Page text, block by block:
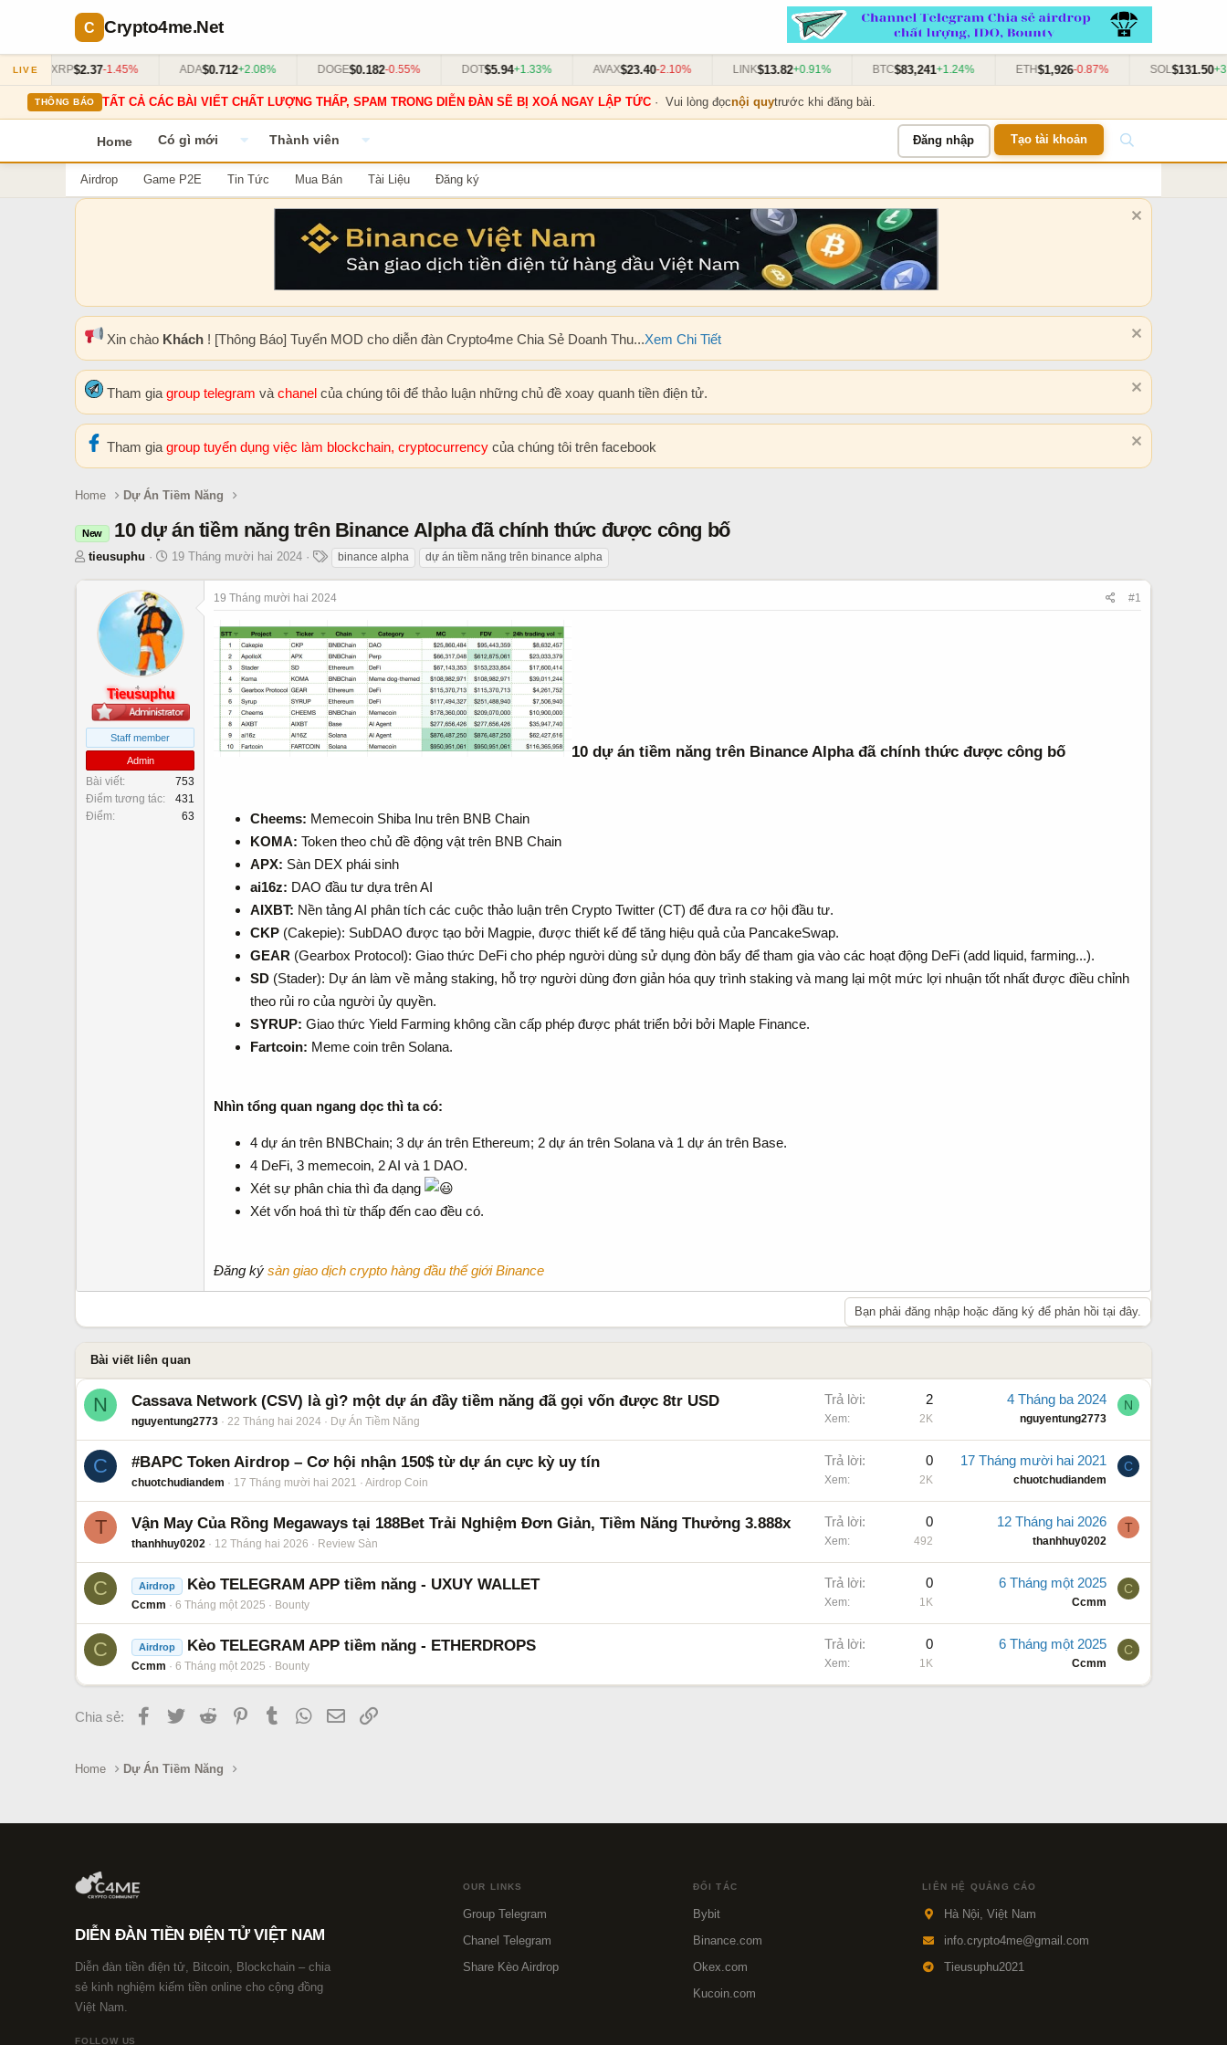
Crypto4me.Net
LIVEXRP$2.37-1.45% ADA$0.712+2.08% DOGE$0.182-0.55% DOT$5.94+1.33% AVAX$23.40-2.10% LINK$13.82+0.91% $83,241+1.24% $1,926-0.87% SOL$131.50
THÔNG BÁO TẤT CẢ CÁC BÀI VIẾT CHẤT LƯỢNG THẤP, SPAM TRONG DIỄN ĐÀN SẼ BỊ XOÁ NGAY LẬP TỨC· Vui lòng đọcnội quytrước khi đăng bài.
Home Có gì mới Thành viên Đăng nhập Tạo tài khoản
Airdrop Game P2E Tin Tức Mua Bán Tài Liệu Đăng ký
Xin chào Khách ! [Thông Báo] Tuyển MOD cho diễn đàn Crypto4me Chia Sẻ Doanh Thu...Xem Chi Tiết
Tham gia group telegram và chanel của chúng tôi để thảo luận những chủ đề xoay quanh tiền điện tử.
Tham gia group tuyển dụng việc làm blockchain, cryptocurrency của chúng tôi trên facebook
Home Dự Án Tiềm Năng
New 10 dự án tiềm năng trên Binance Alpha đã chính thức được công bố
T
a
r
tieusuphu
N
y
b
ắ
t
ầ
u
19 Tháng mười hai 2024
ẻ
binance alpha dự án tiềm năng trên binance alpha
Tieusuphu
Staff member
Admin
Bài viết
753
Điểm tương tác
431
Điểm
63
19 Tháng mười hai 2024 #1
10 dự án tiềm năng trên Binance Alpha đã chính thức được công bố​
Cheems: Memecoin Shiba Inu trên BNB Chain
KOMA: Token theo chủ đề động vật trên BNB Chain
APX: Sàn DEX phái sinh
ai16z: DAO đầu tư dựa trên AI
AIXBT: Nền tảng AI phân tích các cuộc thảo luận trên Crypto Twitter (CT) để đưa ra cơ hội đầu tư.
CKP (Cakepie): SubDAO được tạo bởi Magpie, được thiết kế để tăng hiệu quả của PancakeSwap.
GEAR (Gearbox Protocol): Giao thức DeFi cho phép người dùng sử dụng đòn bẩy để tham gia vào các hoạt động DeFi (add liquid, farming...).
SD (Stader): Dự án làm về mảng staking, hỗ trợ người dùng đơn giản hóa quy trình staking và mang lại một mức lợi nhuận tốt nhất được điều chỉnh
theo rủi ro của người ủy quyền.
SYRUP: Giao thức Yield Farming không cần cấp phép được phát triển bởi bởi Maple Finance.
Fartcoin: Meme coin trên Solana.
Nhìn tổng quan ngang dọc thì ta có:
4 dự án trên BNBChain; 3 dự án trên Ethereum; 2 dự án trên Solana và 1 dự án trên Base.
4 DeFi, 3 memecoin, 2 AI và 1 DAO.
Xét sự phân chia thì đa dạng
Xét vốn hoá thì từ thấp đến cao đều có.
Đăng ký sàn giao dịch crypto hàng đầu thế giới Binance
Bạn phải đăng nhập hoặc đăng ký để phản hồi tại đây.
Bài viết liên quan
N Cassava Network (CSV) là gì? một dự án đầy tiềm năng đã gọi vốn được 8tr USD
nguyentung2773 22 Tháng hai 2024 Dự Án Tiềm Năng
Trả lời 2
Xem 2K
4 Tháng ba 2024
nguyentung2773
N
C #BAPC Token Airdrop – Cơ hội nhận 150$ từ dự án cực kỳ uy tín
chuotchudiandem 17 Tháng mười hai 2021 Airdrop Coin
Trả lời 0
Xem 2K
17 Tháng mười hai 2021
chuotchudiandem
C
T Vận May Của Rồng Megaways tại 188Bet Trải Nghiệm Đơn Giản, Tiềm Năng Thưởng 3.888x
thanhhuy0202 12 Tháng hai 2026 Review Sàn
Trả lời 0
Xem 492
12 Tháng hai 2026
thanhhuy0202
T
C Airdrop Kèo TELEGRAM APP tiềm năng - UXUY WALLET
Ccmm 6 Tháng một 2025 Bounty
Trả lời 0
Xem 1K
6 Tháng một 2025
Ccmm
C
C Airdrop Kèo TELEGRAM APP tiềm năng - ETHERDROPS
Ccmm 6 Tháng một 2025 Bounty
Trả lời 0
Xem 1K
6 Tháng một 2025
Ccmm
C
Chia sẻ: Facebook
Twitter Reddit PinterestTumblr WhatsApp
Email
Home Dự Án Tiềm Năng
DIỄN ĐÀN TIỀN ĐIỆN TỬ VIỆT NAM
Diễn đàn tiền điện tử, Bitcoin, Blockchain – chia
sẻ kinh nghiệm kiếm tiền online cho cộng đồng
Việt Nam.
FOLLOW US
OUR LINKS
Group Telegram
Chanel Telegram
Share Kèo Airdrop
ĐỐI TÁC
Bybit
Binance.com
Okex.com
Kucoin.com
LIÊN HỆ QUẢNG CÁO
Hà Nội, Việt Nam
info.crypto4me@gmail.com
Tieusuphu2021